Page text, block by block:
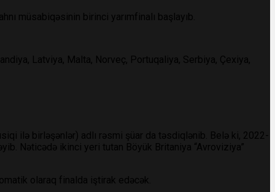
müsabiqəsinin birinci yarımfinalı başlayıb.
Latviya, Malta, Norveç, Portuqaliya, Serbiya, Çexiya,
ilə birləşənlər) adlı rəsmi şüar da təsdiqlənib. Belə ki, 2022-
Nəticədə ikinci yeri tutan Böyük Britaniya “Avroviziya”
olaraq finalda iştirak edəcək.